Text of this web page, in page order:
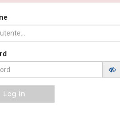
Log in
funzionali al
del contributo
volontari...
DI PIÙ
degli annunci qualificati